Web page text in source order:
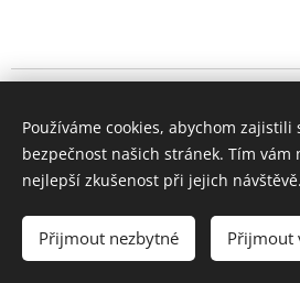
+420 722 195
Cookies
Měna
CZK Kč
Používáme cookies, abychom
bezpečnost našich stránek. Tím vám
nejlepší zkušenost při jejich návštěvě.
Přijmout nezbytné Přijmout